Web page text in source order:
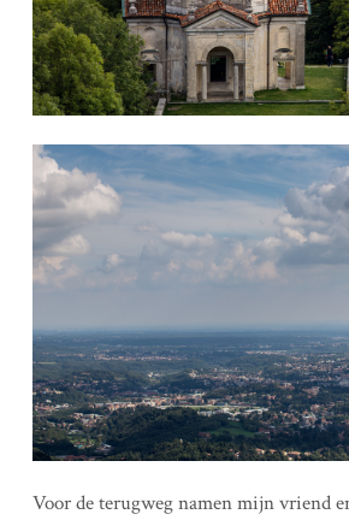
Voor de terugweg namen mijn vriend